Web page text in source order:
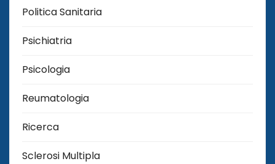
Politica Sanitaria
Psichiatria
Psicologia
Reumatologia
Ricerca
Sclerosi Multipla